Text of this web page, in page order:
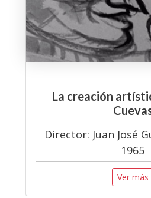
La creación
Director: Juan José
1965
Ver más